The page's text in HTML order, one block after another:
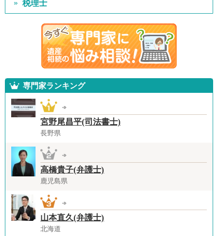
税理士
専門家ランキング
宮野尾昌平(司法書士)
長野県
高橋貴子(弁護士)
鹿児島県
山本直久(弁護士)
北海道